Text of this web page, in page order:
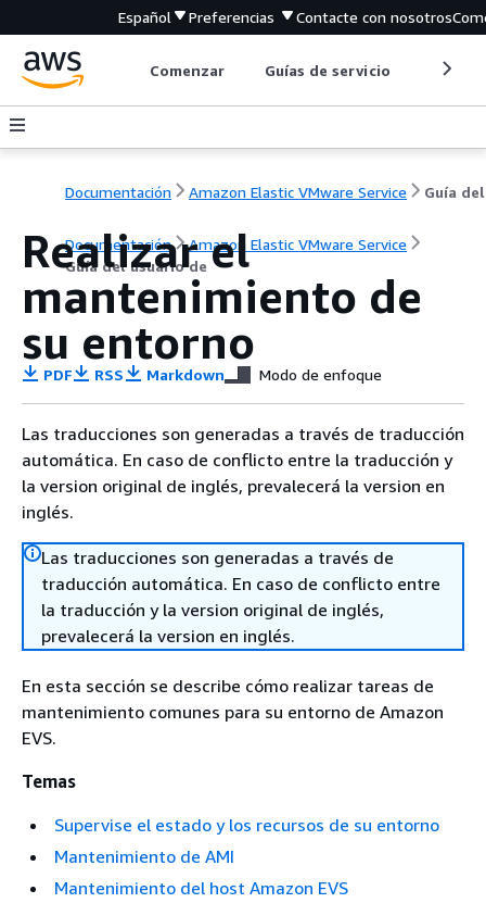
Español Preferencias Contacte con nosotros
Comenzar Guías de servicio
Documentación Amazon Elastic VMware Service
Documentación
Amazon Elastic VMware Service
Guía del usuario de
Realizar el
mantenimiento de
su entorno
PDF RSS Markdown Modo de enfoque
Las traducciones son generadas a través de traducción
automática. En caso de conflicto entre la traducción y
la version original de inglés, prevalecerá la version en
inglés.
Las traducciones son generadas a través de
traducción automática. En caso de conflicto entre
la traducción y la version original de inglés,
prevalecerá la version en inglés.
En esta sección se describe cómo realizar tareas de
mantenimiento comunes para su entorno de Amazon
EVS.
Temas
Supervise el estado y los recursos de su entorno
Mantenimiento de AMI
Mantenimiento del host Amazon EVS